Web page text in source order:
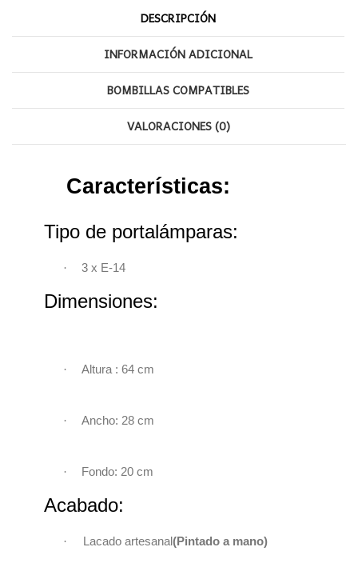
DESCRIPCIÓN
INFORMACIÓN ADICIONAL
BOMBILLAS COMPATIBLES
VALORACIONES (0)
Características:
Tipo de portalámparas:
· 3 x E-14
Dimensiones:
· Altura : 64 cm
· Ancho: 28 cm
· Fondo: 20 cm
Acabado:
· Lacado artesanal(Pintado a mano)